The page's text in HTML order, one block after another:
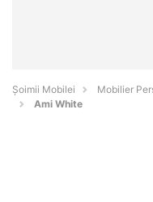
Șoimii Mobilei
Mobilier
Ami White